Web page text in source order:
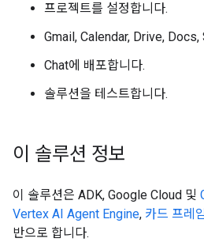
프로젝트를 설정합니다.
Gmail, Calendar, Drive,
Chat에 배포합니다.
솔루션을 테스트합니다.
이 솔루션 정보
이 솔루션은 ADK, Google Cloud 및
Vertex AI Agent Engine, 카드 프레
반으로 합니다.